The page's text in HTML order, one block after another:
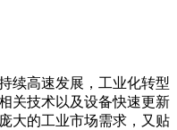
续高速发展，工业化转型
关技术以及设备快速更新
大的工业市场需求，又贴